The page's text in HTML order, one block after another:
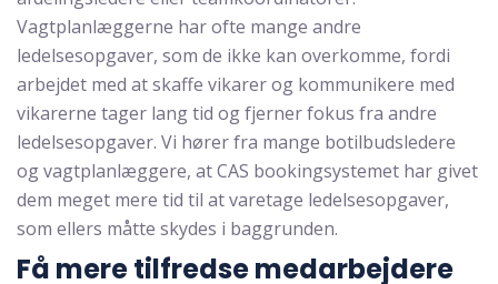
Vagtplanlæggerne har ofte mange andre
ledelsesopgaver, som de ikke kan overkomme, fordi
arbejdet med at skaffe vikarer og kommunikere med
vikarerne tager lang tid og fjerner fokus fra andre
ledelsesopgaver. Vi hører fra mange botilbudsledere
og vagtplanlæggere, at CAS bookingsystemet har givet
dem meget mere tid til at varetage ledelsesopgaver,
som ellers måtte skydes i baggrunden.
Få mere tilfredse medarbejdere